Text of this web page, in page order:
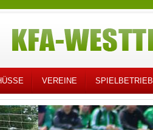
VEREINE SPIELBETRIEB